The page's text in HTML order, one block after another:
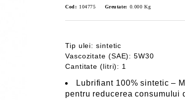
Cod: 104775 Greutate: 0.000 Kg
Tip ulei: sintetic
Vascozitate (SAE): 5W30
Cantitate (litri): 1
Lubrifiant 100% sintetic –
pentru reducerea consumului